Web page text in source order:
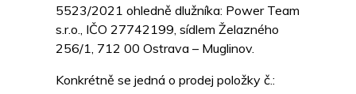
5523/2021 ohledně dlužníka: Power Team
s.r.o., IČO 27742199, sídlem Želazného
256/1, 712 00 Ostrava – Muglinov.
Konkrétně se jedná o prodej položky č.: